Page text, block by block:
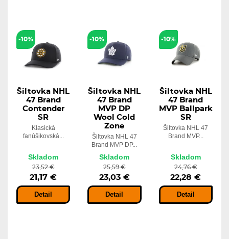
-10%
Šiltovka NHL
47 Brand
Contender
SR
Klasická
fanúšikovská...
Skladom
23,52 €
21,17 €
Detail
-10%
Šiltovka NHL
47 Brand
MVP DP
Wool Cold
Zone
Šiltovka NHL 47
Brand MVP DP...
Skladom
25,59 €
23,03 €
Detail
-10%
Šiltovka NHL
47 Brand
MVP Ballpark
SR
Šiltovka NHL 47
Brand MVP...
Skladom
24,76 €
22,28 €
Detail